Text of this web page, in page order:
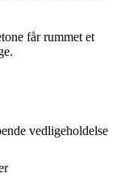
får rummet et
vedligeholdelse